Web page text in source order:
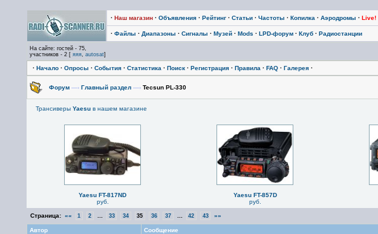
· Наш магазин· Объявления· Рейтинг· Статьи· Частоты · Копилка · Аэродромы · Live!
· Файлы · Диапазоны · Сигналы · Музей· Mods · LPD-форум· Клуб· Радиостанции
На сайте: гостей - 75,
участников - 2 [ яяя, autosat]
· Начало· Опросы · События· Статистика · Поиск· Регистрация· Правила · FAQ· Галерея·
Форум —› Главный раздел —›Tecsun PL-330
Трансиверы Yaesuв нашем магазине
Yaesu FT-817ND
руб.
Yaesu FT-857D
руб.
Страница: «« 1 2 33 34 35 36 37 42 43 »»
Автор
Сообщение